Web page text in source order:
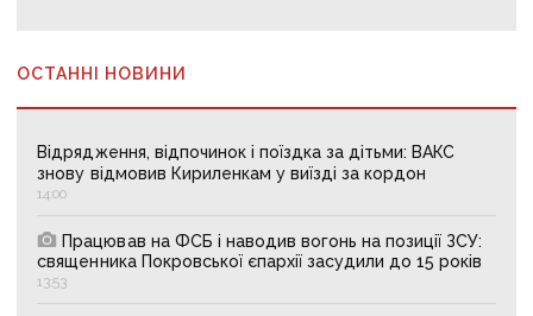
ОСТАННІ НОВИНИ
Відрядження, відпочинок і поїздка за дітьми: ВАКС
знову відмовив Кириленкам у виїзді за кордон
14:00
Працював на ФСБ і наводив вогонь на позиції ЗСУ:
священника Покровської єпархії засудили до 15 років
13:53